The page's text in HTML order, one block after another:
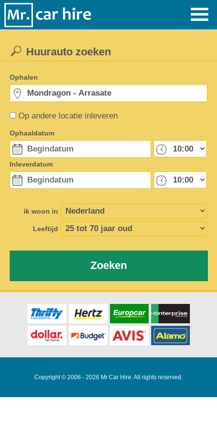
Op andere locatie inleveren
Huurauto zoeken
Ophalen
Ophaaldatum
Inleverdatum
ik woon in
Leeftijd
Zoeken
Copyright © 2006 - 2026 Mr Car Hire. All rights reserved.